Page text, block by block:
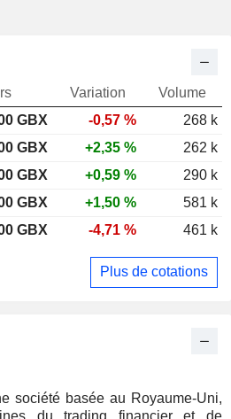
société basée au Royaume-Uni,
du trading financier et de
Variation
Volume
GBX -0,57 %
268 k
GBX +2,35 %
262 k
GBX +0,59 %
290 k
GBX +1,50 %
581 k
GBX -4,71 % 461 k
Plus de cotations